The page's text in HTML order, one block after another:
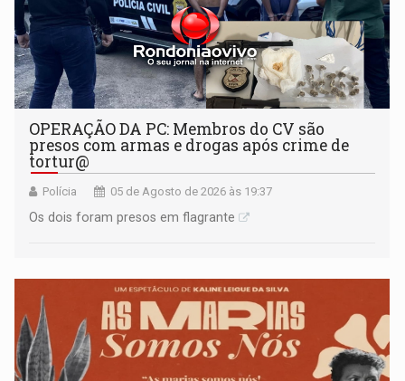
OPERAÇÃO DA PC: Membros do CV são
presos com armas e drogas após crime de
tortur@
Polícia 05 de Agosto de 2026 às 19:37
Os dois foram presos em flagrante